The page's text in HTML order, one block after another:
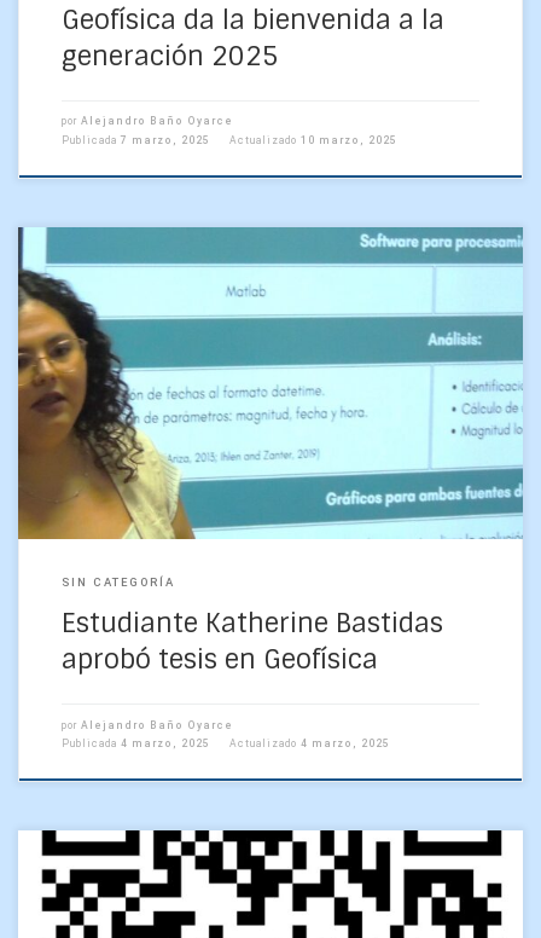
Geofísica da la bienvenida a la
generación 2025
por Alejandro Baño Oyarce
Publicada 7 marzo, 2025 Actualizado 10 marzo, 2025
SIN CATEGORÍA
Estudiante Katherine Bastidas
aprobó tesis en Geofísica
por Alejandro Baño Oyarce
Publicada 4 marzo, 2025 Actualizado 4 marzo, 2025